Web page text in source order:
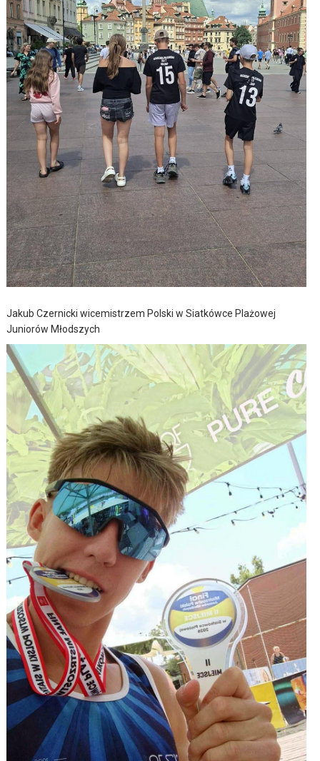
Jakub Czernicki wicemistrzem Polski w Siatkówce Plażowej
Juniorów Młodszych